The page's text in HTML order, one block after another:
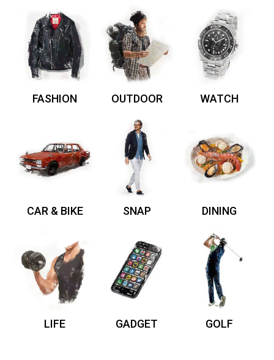
FASHION OUTDOOR WATCH
CAR & BIKE SNAP DINING
LIFE GADGET GOLF